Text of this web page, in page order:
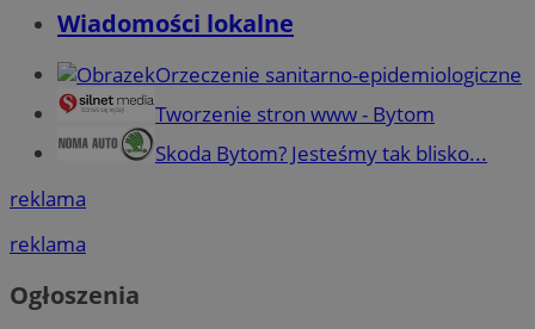
Wiadomości lokalne
Orzeczenie sanitarno-epidemiologiczne
Tworzenie stron www - Bytom
Skoda Bytom? Jesteśmy tak blisko...
reklama
reklama
Ogłoszenia